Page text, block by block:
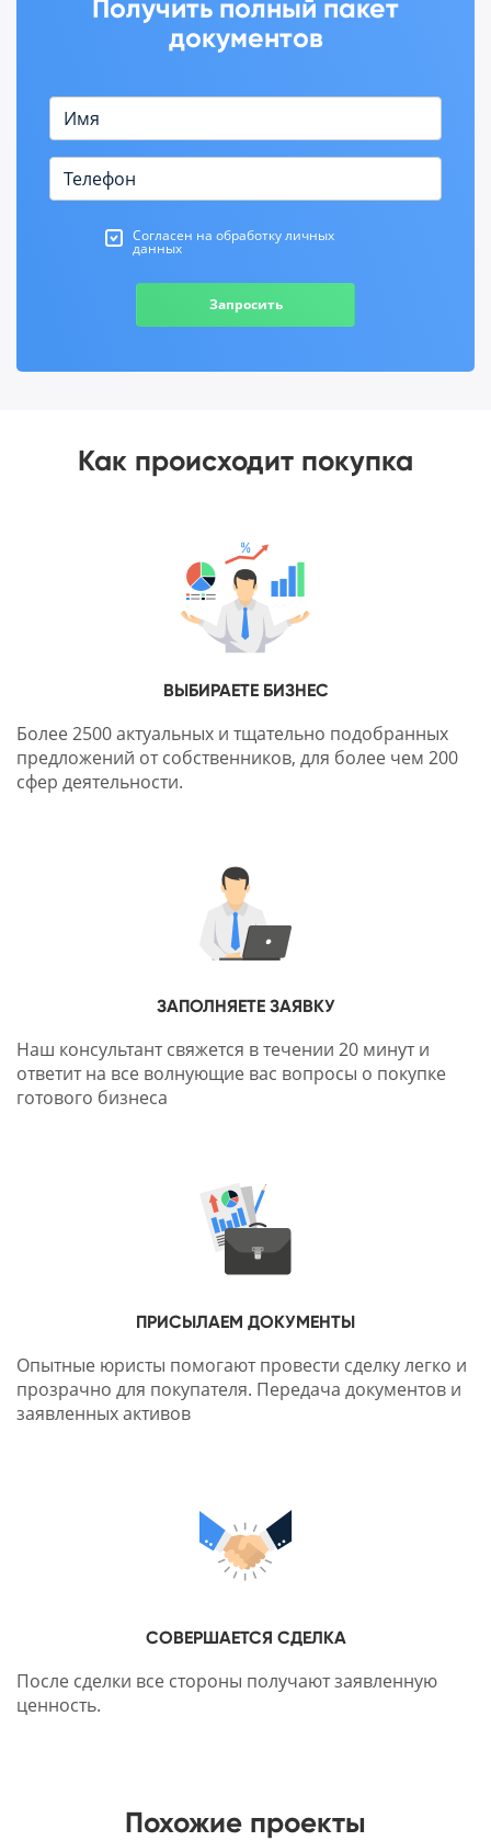
Получить полный пакет
документов
Согласен на обработку личных
данных
Запросить
Как происходит покупка
ВЫБИРАЕТЕ БИЗНЕС
Более 2500 актуальных и тщательно подобранных
предложений от собственников, для более чем 200
сфер деятельности.
ЗАПОЛНЯЕТЕ ЗАЯВКУ
Наш консультант свяжется в течении 20 минут и
ответит на все волнующие вас вопросы о покупке
готового бизнеса
ПРИСЫЛАЕМ ДОКУМЕНТЫ
Опытные юристы помогают провести сделку легко и
прозрачно для покупателя. Передача документов и
заявленных активов
СОВЕРШАЕТСЯ СДЕЛКА
После сделки все стороны получают заявленную
ценность.
Похожие проекты